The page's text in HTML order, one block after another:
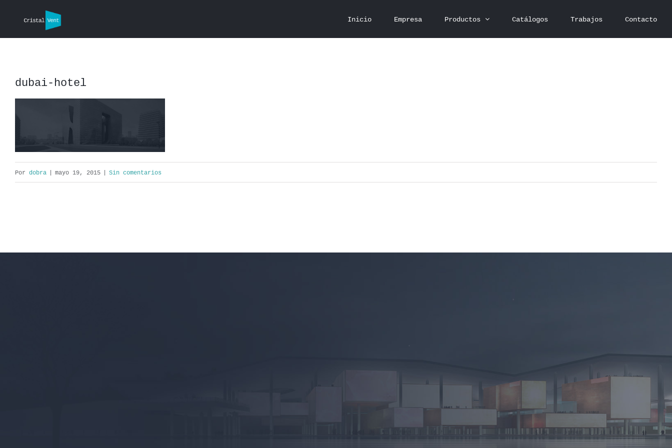
Inicio Empresa Productos Catálogos Trabajos Contacto
dubai-hotel
Por dobra | mayo 19, 2015 | Sin comentarios